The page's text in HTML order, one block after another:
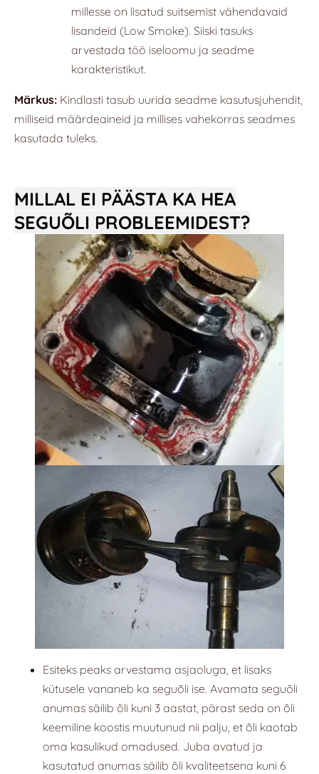
millesse on lisatud suitsemist vähendavaid
lisandeid (Low Smoke). Siiski tasuks
arvestada töö iseloomu ja seadme
karakteristikut.
Märkus: Kindlasti tasub uurida seadme kasutusjuhendit,
milliseid määrdeaineid ja millises vahekorras seadmes
kasutada tuleks.
MILLAL EI PÄÄSTA KA HEA
SEGUÕLI PROBLEEMIDEST?
Esiteks peaks arvestama asjaoluga, et lisaks
kütusele vananeb ka seguõli ise. Avamata seguõli
anumas säilib õli kuni 3 aastat, pärast seda on õli
keemiline koostis muutunud nii palju, et õli kaotab
oma kasulikud omadused. Juba avatud ja
kasutatud anumas säilib õli kvaliteetsena kuni 6